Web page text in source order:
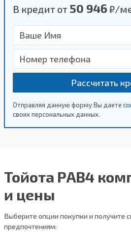
В кредит от 50 946 ₽/
Рассчитать
Отправляя данную форму Вы даете
своих персональных данных.
Тойота РАВ4
и цены
Выберите опции покупки и получите
предпочтениям: